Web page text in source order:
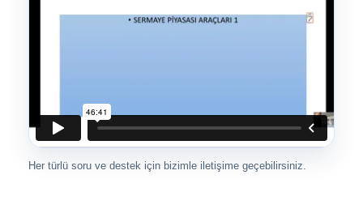
Her türlü soru ve destek için bizimle iletişime geçebilirsiniz.